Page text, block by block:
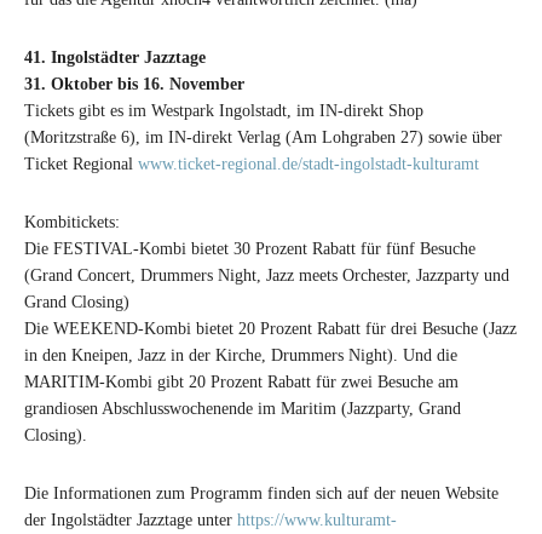
41. Ingolstädter Jazztage
31. Oktober bis 16. November
Tickets gibt es im Westpark Ingolstadt, im IN-direkt Shop
(Moritzstraße 6), im IN-direkt Verlag (Am Lohgraben 27) sowie über
Ticket Regional www.ticket-regional.de/stadt-ingolstadt-kulturamt
Kombitickets:
Die FESTIVAL-Kombi bietet 30 Prozent Rabatt für fünf Besuche
(Grand Concert, Drummers Night, Jazz meets Orchester, Jazzparty und
Grand Closing)
Die WEEKEND-Kombi bietet 20 Prozent Rabatt für drei Besuche (Jazz
in den Kneipen, Jazz in der Kirche, Drummers Night). Und die
MARITIM-Kombi gibt 20 Prozent Rabatt für zwei Besuche am
grandiosen Abschlusswochenende im Maritim (Jazzparty, Grand
Closing).
Die Informationen zum Programm finden sich auf der neuen Website
der Ingolstädter Jazztage unter https://www.kulturamt-